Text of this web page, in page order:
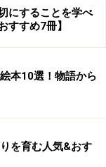
にすることを学べ
すすめ7冊】
本10選！物語から
を育む人気&おす